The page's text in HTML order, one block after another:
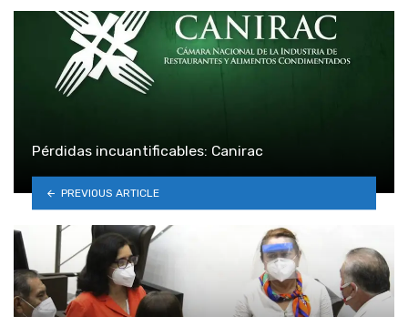
Pérdidas incuantificables: Canirac
PREVIOUS ARTICLE